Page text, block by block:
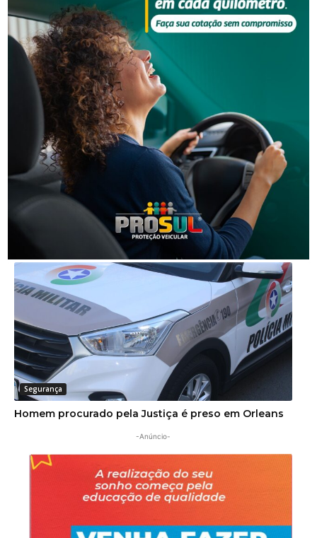
Segurança
Homem que beijou criança de 11 anos à força agora
terá de indenizar vítima e familiar
Segurança
Operação da Polícia Civil resulta na prisão de três
pessoas em Orleans
Segurança
Homem procurado pela Justiça é preso em Orleans
-Anúncio-